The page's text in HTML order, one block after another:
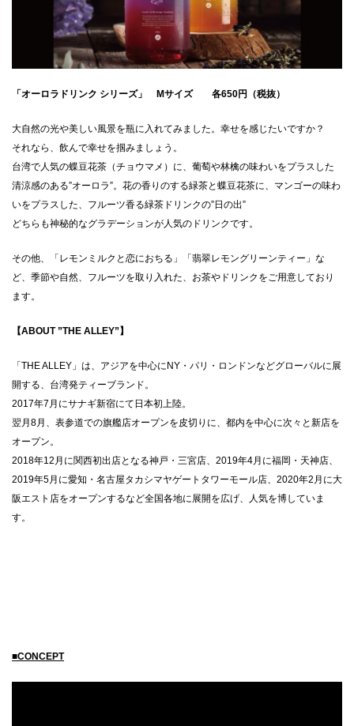
「オーロラドリンク シリーズ」 Mサイズ 各650円（税抜）
大自然の光や美しい風景を瓶に入れてみました。幸せを感じたいですか？
それなら、飲んで幸せを掴みましょう。
台湾で人気の蝶豆花茶（チョウマメ）に、葡萄や林檎の味わいをプラスした
清涼感のある”オーロラ”。花の香りのする緑茶と蝶豆花茶に、マンゴーの味わ
いをプラスした、フルーツ香る緑茶ドリンクの”日の出”
どちらも神秘的なグラデーションが人気のドリンクです。
その他、「レモンミルクと恋におちる」「翡翠レモングリーンティー」な
ど、季節や自然、フルーツを取り入れた、お茶やドリンクをご用意しており
ます。
【ABOUT ”THE ALLEY”】
「THE ALLEY」は、アジアを中心にNY・パリ・ロンドンなどグローバルに展
開する、台湾発ティーブランド。
2017年7月にサナギ新宿にて日本初上陸。
翌月8月、表参道での旗艦店オープンを皮切りに、都内を中心に次々と新店を
オープン。
2018年12月に関西初出店となる神戸・三宮店、2019年4月に福岡・天神店、
2019年5月に愛知・名古屋タカシマヤゲートタワーモール店、2020年2月に大
阪エスト店をオープンするなど全国各地に展開を広げ、人気を博していま
す。
■CONCEPT